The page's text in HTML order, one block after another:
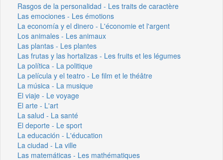
Rasgos de la personalidad - Les traits de caractère
Las emociones - Les émotions
La economía y el dinero - L'économie et l'argent
Los animales - Les animaux
Las plantas - Les plantes
Las frutas y las hortalizas - Les fruits et les légumes
La política - La politique
La película y el teatro - Le film et le théâtre
La música - La musique
El viaje - Le voyage
El arte - L'art
La salud - La santé
El deporte - Le sport
La educación - L'éducation
La ciudad - La ville
Las matemáticas - Les mathématiques